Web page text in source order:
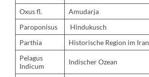
Oxus fl.
Amudarja
Paroponisus
Hindukusch
Parthia
Historische Region im Iran
Pelagus
Indicum
Indischer Ozean